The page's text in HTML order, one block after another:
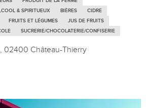
& SPIRITUEUX BIÈRES
CIDRE
FRUITS ET LÉGUMES
JUS DE FRUITS
SUCRERIE/CHOCOLATERIE/CONFISERIE
02400 Château-Thierry